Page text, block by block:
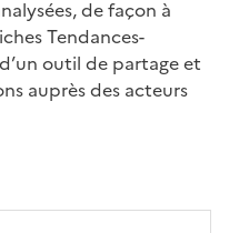
de façon à
Tendances-
outil de partage et
auprès des acteurs